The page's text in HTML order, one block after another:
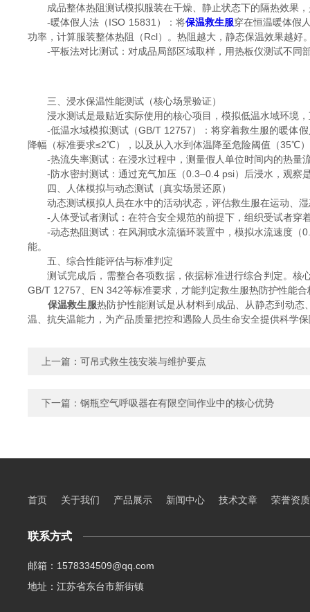
成品整体热阻测试模拟服装在干燥、静止状态下的隔热效果，
-暖体假人法（ISO 15831）：将保温救生服穿在恒温暖体假
功率，计算服装整体热阻（Rcl）。热阻越大，静态保温效果越好
-平板法对比测试：对成品局部区域取样，用热板仪测试不同
三、浸水保温性能测试（核心场景验证）
浸水测试是最贴近实际使用的核心项目，模拟低温水域环境，
-低温水域模拟测试（GB/T 12757）：将穿着救生服的暖体假
降幅（标准要求≤2℃），以及从入水到体温降至危险阈值（35℃
-热流失率测试：在浸水过程中，测量假人单位时间内的热量
-防水密封测试：通过充气加压（0.3–0.4 psi）后浸水，观察
四、人体模拟与动态测试（真实场景还原）
动态测试模拟人员在水中的活动状态，评估救生服在运动、湿
-人体受试者测试：在符合安全规范的前提下，组织受试者穿
-动态热阻测试：在风洞或水流循环装置中，模拟水流速度（
能。
五、综合性能评估与标准判定
测试完成后，需整合各项数据，依据标准进行综合判定。核
GB/T 12757、EN 342等标准要求，才能判定救生服热防护性能合
保温救生服热防护性能测试是从材料到成品、从静态到动
温、抗失温能力，为产品质量把控和遇险人员生命安全提供科学
上一篇： 可吊式救生筏安装与维护要点
下一篇： 钢瓶空气呼吸器在有限空间作业中的核心优势
首页 关于我们 产品展示 新闻中心 技术文章 荣誉资质
联系方式
邮箱：1578334509@qq.com
地址：江苏省东台市新街镇